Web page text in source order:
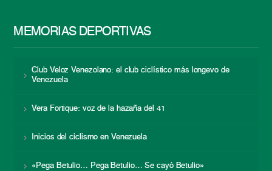
MEMORIAS DEPORTIVAS
Club Veloz Venezolano: el club ciclístico más longevo de
Venezuela
Vera Fortique: voz de la hazaña del 41
Inicios del ciclismo en Venezuela
«Pega Betulio… Pega Betulio… Se cayó Betulio»